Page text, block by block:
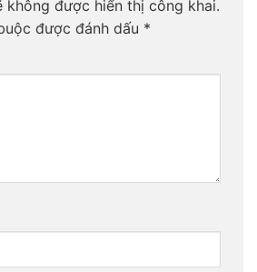
không được hiển thị công khai.
được đánh dấu *